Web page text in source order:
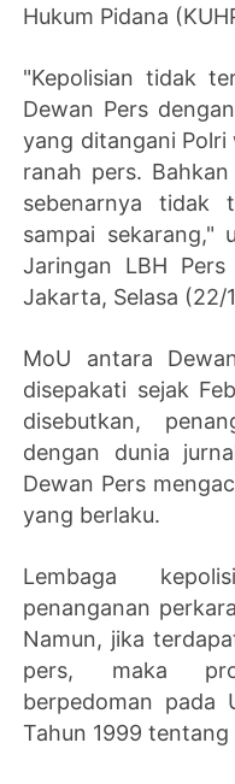
Hukum Pidana
"Kepolisian tidak
Dewan Pers
yang ditangani Polri
ranah pers.
sebenarnya tidak
sampai sekarang,"
Jaringan LBH
Jakarta, Selasa (22/
MoU antara
disepakati sejak
disebutkan,
dengan dunia
Dewan Pers
yang berlaku.
Lembaga
penanganan
Namun, jika
pers, maka
berpedoman pada
Tahun 1999 tentang